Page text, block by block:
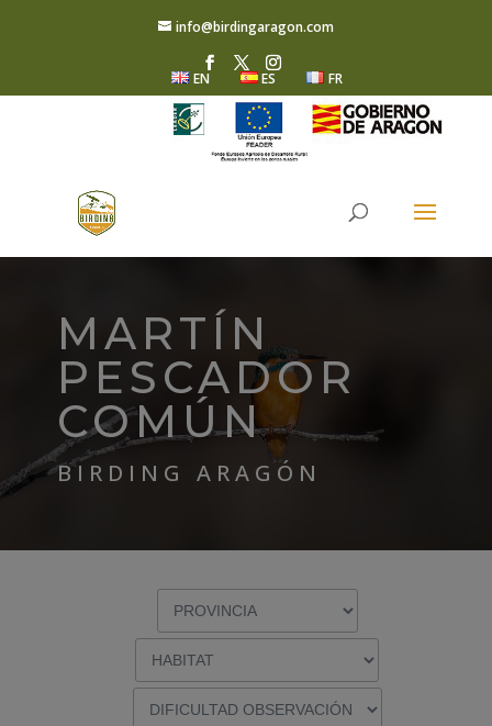
info@birdingaragon.com
EN ES FR
MARTÍN
PESCADOR
COMÚN
BIRDING ARAGÓN